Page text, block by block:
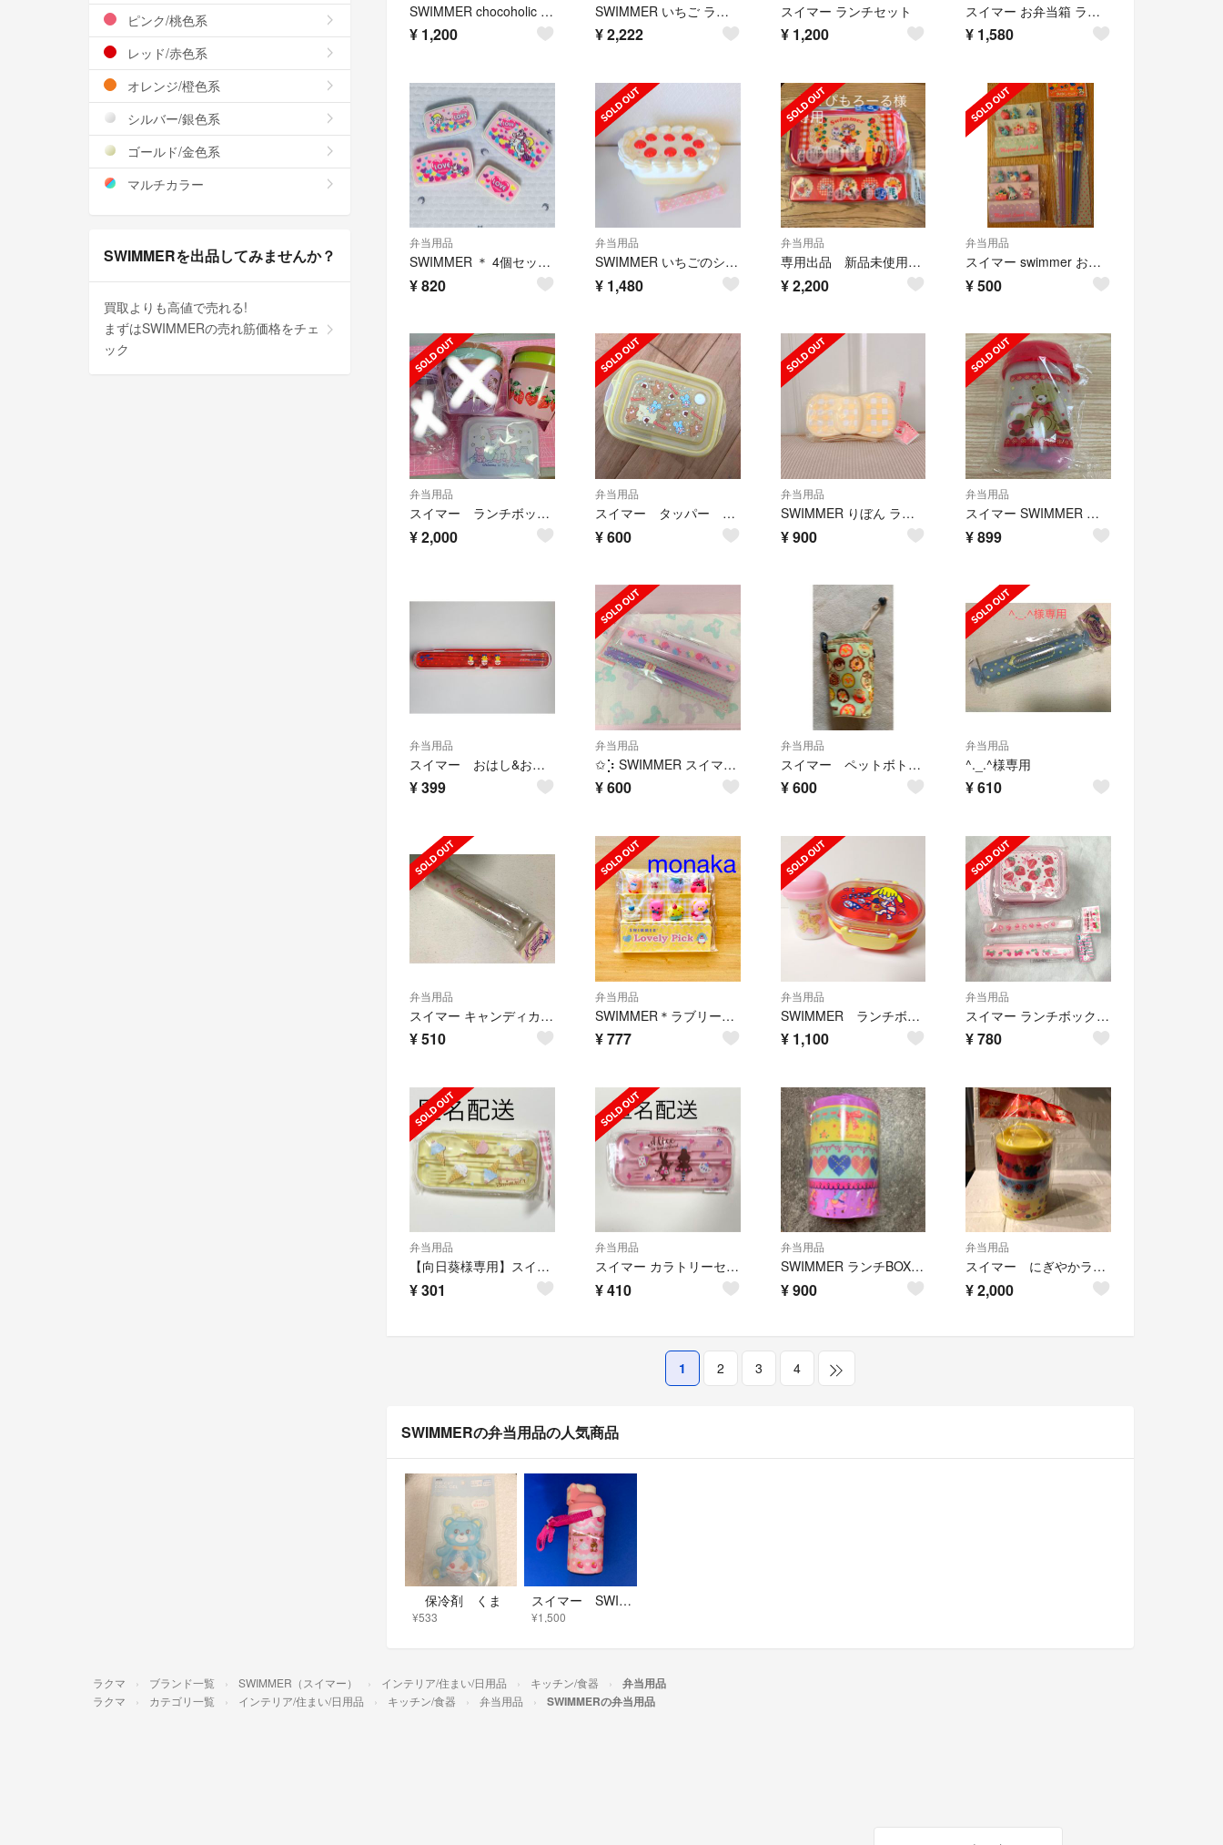
SWIMMER chocoholic キッチン雑貨3点セット
¥ 1,200
SWIMMER いちご ランチボックス マグ 2点セット
¥2,222
スイマー ランチセット
¥ 1,200
スイマー お弁当箱 ランチボックス 新品未使用 swimmer 子供 大人
¥ 1,580
弁当用品
SWIMMER ＊ 4個セットお弁当箱 天使ハート タッパー
¥820
弁当用品
SWIMMER いちごのショートケーキ型ランチボックス
¥ 1,480
弁当用品
専用出品 新品未使用 お弁当箱 カトラリー swimmer
¥2,200
弁当用品
スイマー swimmer お箸3膳&マジカルランチピックセット お弁当雑貨 食器
¥500
弁当用品
スイマー ランチボックス・タンブラー セット
¥2,000
弁当用品
スイマー タッパー お弁当箱
¥600
弁当用品
SWIMMER りぼん ランチケース イエロー
¥900
弁当用品
スイマー SWIMMER おしぼりセット
¥899
弁当用品
スイマー おはし&お箸ケース 未使用・難あり
¥399
弁当用品
✩⡱ SWIMMER スイマー お箸セット お弁当
¥600
弁当用品
スイマー ペットボトル カバー ホルダー 保冷 ドーナツ 総柄 ライトグリーン
¥600
弁当用品
^._.^様専用
¥610
弁当用品
スイマー キャンディカトラリーセット SWIMMER はし スプーン 給食 弁当
¥510
弁当用品
SWIMMER＊ラブリーピック＊PICK
¥777
弁当用品
SWIMMER ランチボックス&おしぼり
¥ 1,100
弁当用品
スイマー ランチボックス、お箸
¥780
弁当用品
【向日葵様専用】スイマー カラトリーセット ロマンチック
¥301
弁当用品
スイマー カラトリーセット アリス
¥410
弁当用品
SWIMMER ランチBOX3段
¥900
弁当用品
スイマー にぎやかランチボックス
¥2,000
1 2 3 4
SWIMMERの弁当用品の人気商品
保冷剤 くま
¥533
スイマー SWIMMER ワンタッチ飛び出すストロー 水筒 新品
¥1,500
ピンク/桃色系
レッド/赤色系
オレンジ/橙色系
シルバー/銀色系
ゴールド/金色系
マルチカラー
SWIMMERを出品してみませんか？
買取よりも高値で売れる!
まずはSWIMMERの売れ筋価格をチェ
ック
ラクマ ブランド一覧 SWIMMER（スイマー） インテリア/住まい/日用品 キッチン/食器 弁当用品
ラクマ カテゴリ一覧 インテリア/住まい/日用品 キッチン/食器 弁当用品 SWIMMERの弁当用品